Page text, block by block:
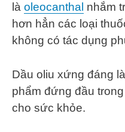
là oleocanthal nhắm
hơn hẳn các loại
không có tác dụng
Dầu oliu xứng đáng
phẩm đứng đầu
cho sức khỏe.